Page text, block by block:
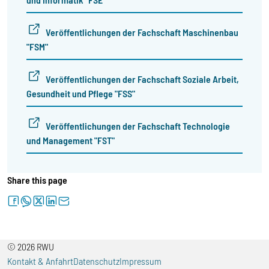
Veröffentlichungen der Fachschaft Maschinenbau
"FSM"
Veröffentlichungen der Fachschaft Soziale Arbeit,
Gesundheit und Pflege "FSS"
Veröffentlichungen der Fachschaft Technologie
und Management "FST"
Share this page
facebookwhatsapptwitterlinkedinletter
© 2026 RWU
Kontakt & AnfahrtDatenschutzImpressum